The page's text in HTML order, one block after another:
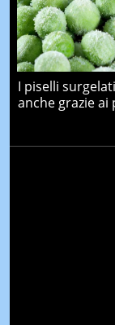
I piselli
anche grazie ai